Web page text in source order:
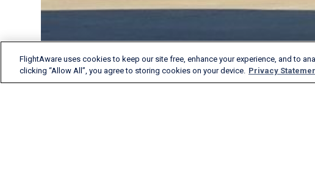
FlightAware uses cookies to keep our site free, enhance your experience, and to
clicking “Allow All”, you agree to storing cookies on your device. Privacy